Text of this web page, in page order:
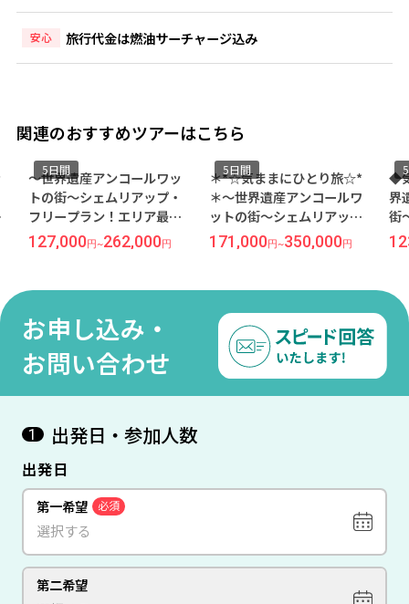
安心 旅行代金は燃油サーチャージ込み
関連のおすすめツアーはこちら
～世界遺産アンコールワッ
トの街～シェムリアップ・
フリープラン！エリア最大
級のプールでリゾート気分
を満喫『ソフィテル プーキ
発／ベトジェット利用》●
5日間
127,000円~262,000円
＊*☆気ままにひとり旅☆*
＊～世界遺産アンコールワ
ットの街～シェムリアッ
プ・フリープラン！街の中
心で優雅に滞在できる5ッ星
シェムリアップ』宿泊 5日間
《成田発／ベトジェット利
用》●受託手荷物20KG込み
5日間
171,000円~350,000円
◆
界
街
ー
テル
ベト
5
お申し込み・
お問い合わせ
1 出発日・参加人数
出発日
第一希望 必須
第二希望